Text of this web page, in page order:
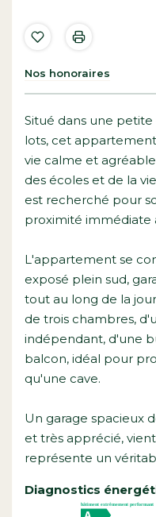
Nos honoraires
Situé dans une
lots, cet
vie calme et
des écoles et de la
est recherché pour
proximité immédiate
L'appartement se
exposé plein sud,
tout au long de la
de trois chambres,
indépendant, d'une
balcon, idéal pour
qu'une cave.
Un garage spacieux
et très apprécié,
représente un
Diagnostics